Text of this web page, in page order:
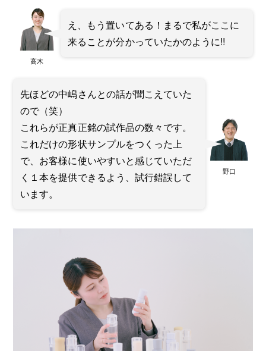
高木
え、もう置いてある！まるで私がここに
来ることが分かっていたかのように!!
野口
先ほどの中嶋さんとの話が聞こえていた
ので（笑）
これらが正真正銘の試作品の数々です。
これだけの形状サンプルをつくった上
で、お客様に使いやすいと感じていただ
く１本を提供できるよう、試行錯誤して
います。